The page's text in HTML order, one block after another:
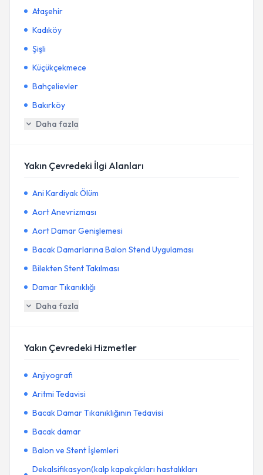
Ataşehir
Kadıköy
Şişli
Küçükçekmece
Bahçelievler
Bakırköy
Daha fazla
Yakın Çevredeki İlgi Alanları
Ani Kardiyak Ölüm
Aort Anevrizması
Aort Damar Genişlemesi
Bacak Damarlarına Balon Stend Uygulaması
Bilekten Stent Takılması
Damar Tıkanıklığı
Daha fazla
Yakın Çevredeki Hizmetler
Anjiyografi
Aritmi Tedavisi
Bacak Damar Tıkanıklığının Tedavisi
Bacak damar
Balon ve Stent İşlemleri
Dekalsifikasyon(kalp kapakçıkları hastalıkları